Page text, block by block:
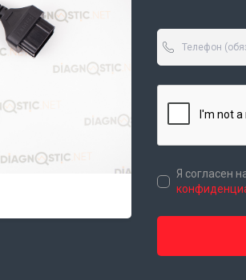
Я согласен